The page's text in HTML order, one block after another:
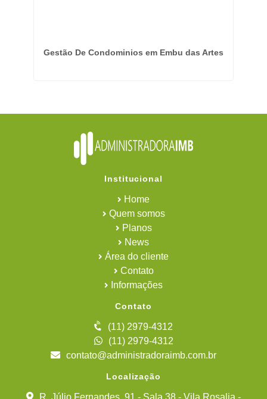
Gestão De Condominios em Embu das Artes
Institucional
Home
Quem somos
Planos
News
Área do cliente
Contato
Informações
Contato
(11) 2979-4312
(11) 2979-4312
contato@administradoraimb.com.br
Localização
R. Júlio Fernandes, 91 - Sala 38 - Vila Rosalia -